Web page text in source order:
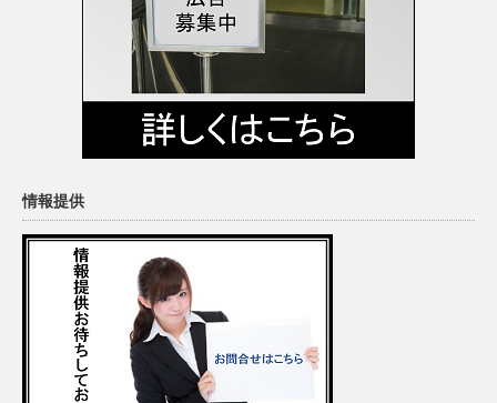
情報提供